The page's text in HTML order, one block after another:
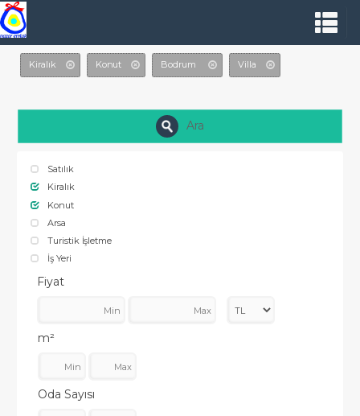
Kiralık Konut Bodrum Villa
Ara
Satılık
Kiralık
Konut
Arsa
Turistik İşletme
İş Yeri
Fiyat
m²
Oda Sayısı